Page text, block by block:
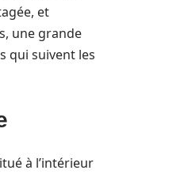
et
une grande
qui suivent les
à l’intérieur